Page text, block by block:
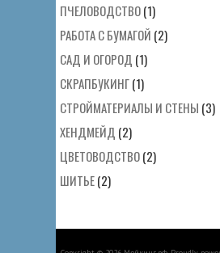
ПЧЕЛОВОДСТВО(1)
РАБОТА С БУМАГОЙ (2)
САД И ОГОРОД (1)
СКРАПБУКИНГ(1)
СТРОЙМАТЕРИАЛЫ И СТЕНЫ (3)
ХЕНДМЕЙД (2)
ЦВЕТОВОДСТВО(2)
ШИТЬЕ(2)